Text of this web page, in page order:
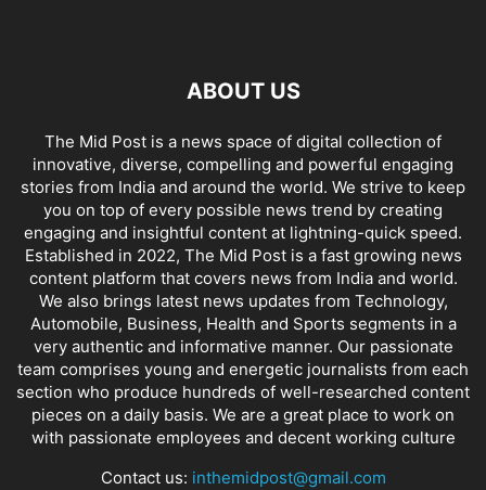
ABOUT US
The Mid Post is a news space of digital collection of
innovative, diverse, compelling and powerful engaging
stories from India and around the world. We strive to keep
you on top of every possible news trend by creating
engaging and insightful content at lightning-quick speed.
Established in 2022, The Mid Post is a fast growing news
content platform that covers news from India and world.
We also brings latest news updates from Technology,
Automobile, Business, Health and Sports segments in a
very authentic and informative manner. Our passionate
team comprises young and energetic journalists from each
section who produce hundreds of well-researched content
pieces on a daily basis. We are a great place to work on
with passionate employees and decent working culture
Contact us: inthemidpost@gmail.com